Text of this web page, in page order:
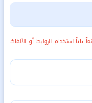
باتاً استخدام الروابط أو الألفاظ